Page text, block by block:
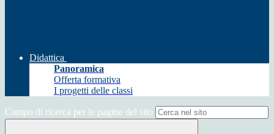
Didattica
Panoramica
Offerta formativa
I progetti delle classi
Campo di ricerca per le pagine del sito